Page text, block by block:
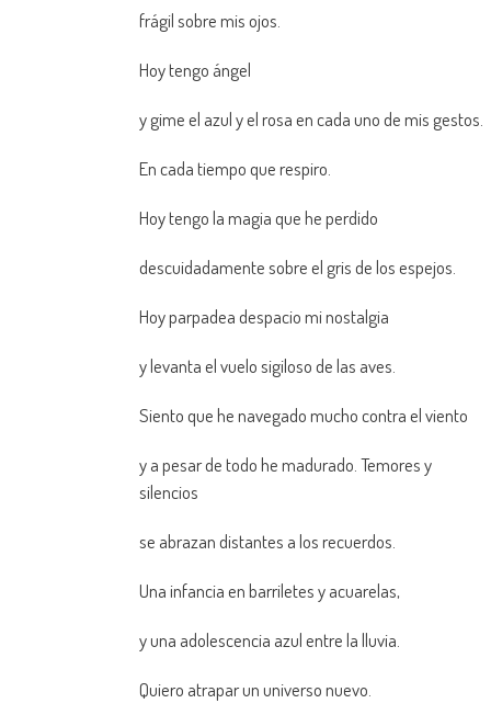
frágil sobre mis ojos.
Hoy tengo ángel
y gime el azul y el rosa en cada uno de mis gestos.
En cada tiempo que respiro.
Hoy tengo la magia que he perdido
descuidadamente sobre el gris de los espejos.
Hoy parpadea despacio mi nostalgia
y levanta el vuelo sigiloso de las aves.
Siento que he navegado mucho contra el viento
y a pesar de todo he madurado. Temores y
silencios
se abrazan distantes a los recuerdos.
Una infancia en barriletes y acuarelas,
y una adolescencia azul entre la lluvia.
Quiero atrapar un universo nuevo.